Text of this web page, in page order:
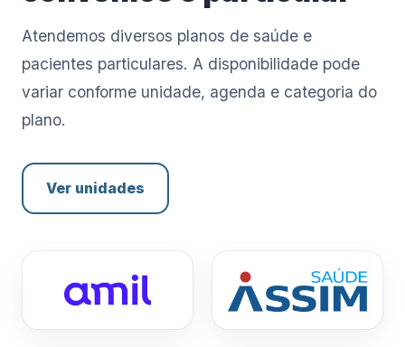
Atendemos diversos planos de saúde e
pacientes particulares. A disponibilidade pode
variar conforme unidade, agenda e categoria do
plano.
Ver unidades